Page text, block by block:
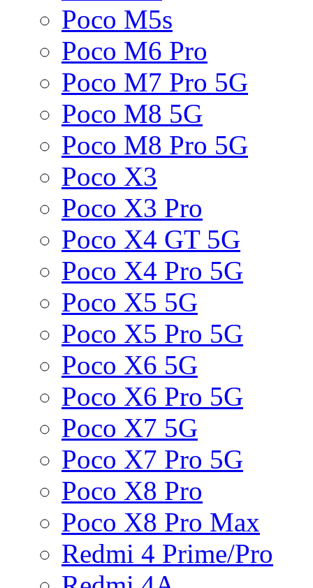
Poco M5s
Poco M6 Pro
Poco M7 Pro 5G
Poco M8 5G
Poco M8 Pro 5G
Poco X3
Poco X3 Pro
Poco X4 GT 5G
Poco X4 Pro 5G
Poco X5 5G
Poco X5 Pro 5G
Poco X6 5G
Poco X6 Pro 5G
Poco X7 5G
Poco X7 Pro 5G
Poco X8 Pro
Poco X8 Pro Max
Redmi 4 Prime/Pro